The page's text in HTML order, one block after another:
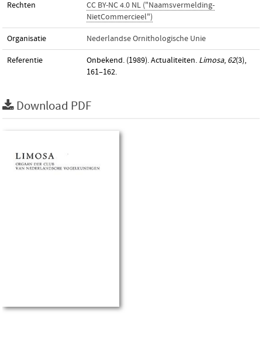
Rechten
CC BY-NC 4.0 NL ("Naamsvermelding-
NietCommercieel")
Organisatie Nederlandse Ornithologische Unie
Referentie Onbekend. (1989). Actualiteiten. Limosa, 62(3),
161–162.
Download PDF